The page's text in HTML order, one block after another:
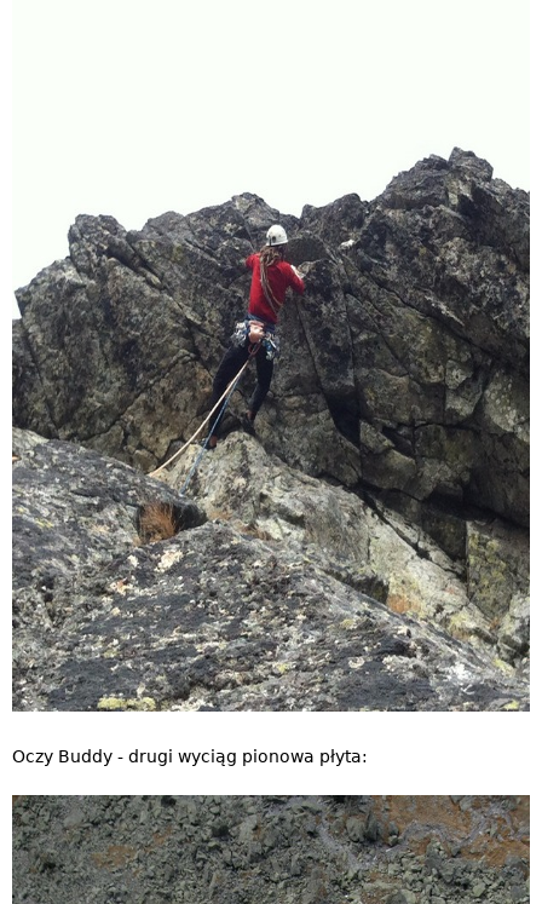
Oczy Buddy - drugi wyciąg pionowa płyta: